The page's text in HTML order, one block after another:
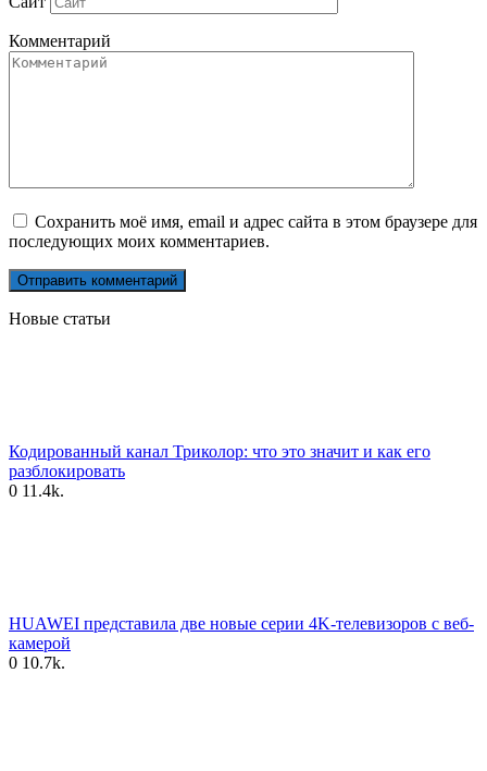
Комментарий
Сохранить моё имя, email и адрес сайта в этом браузере для
последующих моих комментариев.
Новые статьи
Кодированный канал Триколор: что это значит и как его
разблокировать
0 11.4k.
HUAWEI представила две новые серии 4K-телевизоров с веб-
камерой
0 10.7k.